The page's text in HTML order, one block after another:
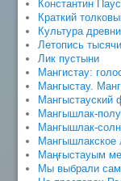
Константин
Краткий
Культура
Летопись
Лик пустыни
Мангистау:
Мангыстау.
Мангыстауский
Мангышлак-
Мангышлак-
Мангышлакское
Маңғыстауым
Мы выбрали